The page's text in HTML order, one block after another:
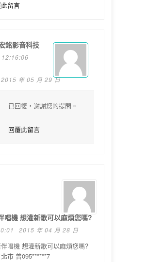
留言
銘影音科技
12:16:06
2015 年 05 月 29 日
已回復，謝謝您的提問。
回覆此留言
唱機 想灌新歌可以麻煩您嗎?
2015 年 04 月 28 日
唱機 想灌新歌可以麻煩您嗎?
市 曾095******7